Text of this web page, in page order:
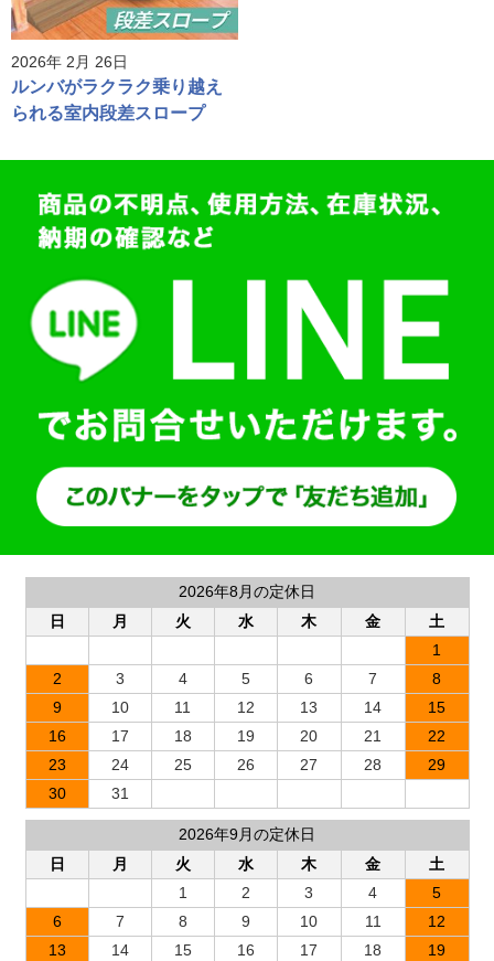
2026年 2月 26日
ルンバがラクラク乗り越え
られる室内段差スロープ
2026年8月の定休日
日
月 火 水 木 金
土
1
2
3 4 5 6 7
8
9
10 11 12 13 14
15
16
17 18 19 20 21
22
23
24 25 26 27 28
29
30
31
2026年9月の定休日
日
月 火 水 木 金
土
1
2 3 4
5
6
7 8 9 10 11
12
13
14 15 16 17 18
19